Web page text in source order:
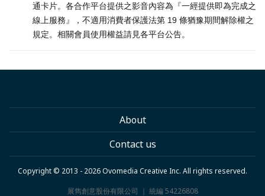
通卡片。各合作平台提供之影音內容為『一經提供即為完成之
線上服務』，不適用消費者保護法第 19 條猶豫期間解除權之
規定。相關會員使用權益請見各平台公告。
About
Contact us
Copyright © 2013 - 2026 Ovomedia Creative Inc. All rights reserved.
展雋創意股份有限公司 ｜ 統編 54226808